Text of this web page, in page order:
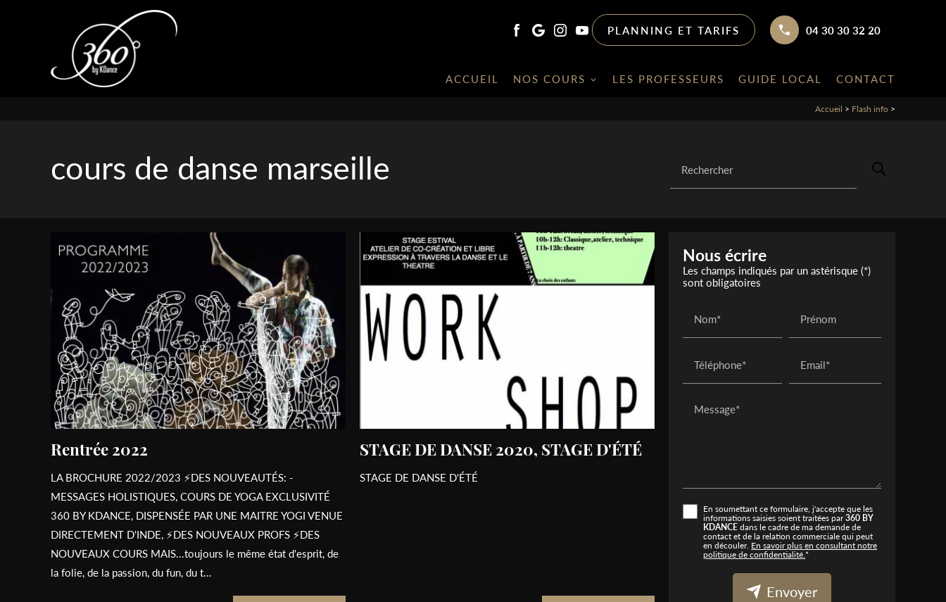
PLANNING ET TARIFS 04 30 30 32 20
ACCUEIL NOS COURS LES PROFESSEURS GUIDE LOCAL CONTACT
Accueil > Flash info >
cours de danse marseille Rechercher
Rentrée 2022
LA BROCHURE 2022/2023 ⚡️DES NOUVEAUTÉS: -
MESSAGES HOLISTIQUES, COURS DE YOGA EXCLUSIVITÉ
360 BY KDANCE, DISPENSÉE PAR UNE MAITRE YOGI VENUE
DIRECTEMENT D'INDE, ⚡️DES NOUVEAUX PROFS ⚡️DES
NOUVEAUX COURS MAIS...toujours le même état d'esprit, de
la folie, de la passion, du fun, du t...
STAGE DE DANSE 2020, STAGE D'ÉTÉ
STAGE DE DANSE D'ÉTÉ
Nous écrire
Les champs indiqués par un astérisque (*)
sont obligatoires
Nom* Prénom
Téléphone* Email*
Message*
En soumettant ce formulaire, j'accepte que les
informations saisies soient traitées par360 BY
KDANCEdans le cadre de ma demande de
contact et de la relation commerciale qui peut
en découler. En savoir plus en consultant notre
politique de confidentialité.*
Envoyer